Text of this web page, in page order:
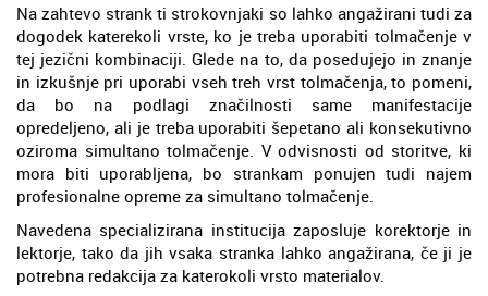
Na zahtevo strank ti strokovnjaki so lahko angažirani tudi za
dogodek katerekoli vrste, ko je treba uporabiti tolmačenje v
tej jezični kombinaciji. Glede na to, da posedujejo in znanje
in izkušnje pri uporabi vseh treh vrst tolmačenja, to pomeni,
da bo na podlagi značilnosti same manifestacije
opredeljeno, ali je treba uporabiti šepetano ali konsekutivno
oziroma simultano tolmačenje. V odvisnosti od storitve, ki
mora biti uporabljena, bo strankam ponujen tudi najem
profesionalne opreme za simultano tolmačenje.
Navedena specializirana institucija zaposluje korektorje in
lektorje, tako da jih vsaka stranka lahko angažirana, če ji je
potrebna redakcija za katerokoli vrsto materialov.